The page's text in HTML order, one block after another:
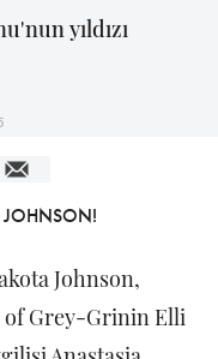
yıldızı
Johnson,
of Grey-Grinin Elli